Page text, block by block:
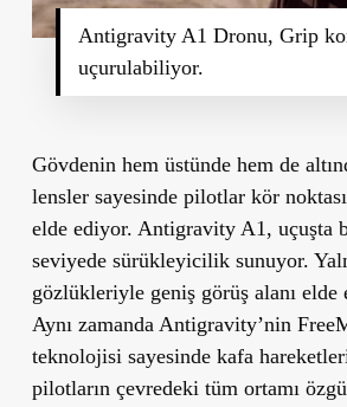
Antigravity A1 Dronu, Grip
uçurulabiliyor.
Gövdenin hem üstünde hem de
lensler sayesinde pilotlar kör
elde ediyor. Antigravity A1, uçuşta
seviyede sürükleyiciliksunuyor.
gözlükleriyle geniş görüş alanı elde
Aynı zamanda Antigravity’nin
teknolojisisayesinde kafa
pilotların çevredeki tüm ortamı